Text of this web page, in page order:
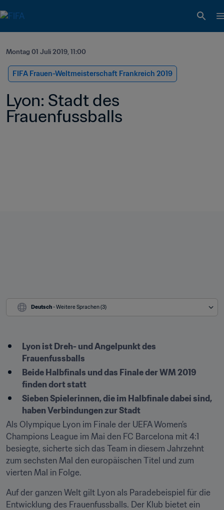
Montag 01 Juli 2019, 11:00
FIFA Frauen-Weltmeisterschaft Frankreich 2019
Lyon: Stadt des
Frauenfussballs
Deutsch - Weitere Sprachen (3)
Lyon ist Dreh- und Angelpunkt des
Frauenfussballs
Beide Halbfinals und das Finale der WM 2019
finden dort statt
Sieben Spielerinnen, die im Halbfinale dabei sind,
haben Verbindungen zur Stadt
Als Olympique Lyon im Finale der UEFA Women’s
Champions League im Mai den FC Barcelona mit 4:1
besiegte, sicherte sich das Team in diesem Jahrzehnt
zum sechsten Mal den europäischen Titel und zum
vierten Mal in Folge.
Auf der ganzen Welt gilt Lyon als Paradebeispiel für die
Entwicklung des Frauenfussballs. Der Klub bietet ein